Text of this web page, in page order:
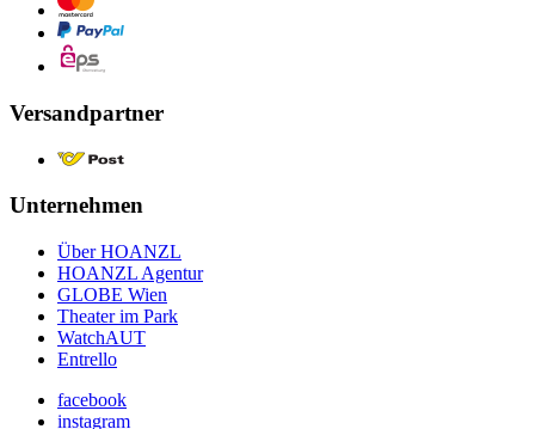
Versandpartner
Unternehmen
Über HOANZL
HOANZL Agentur
GLOBE Wien
Theater im Park
WatchAUT
Entrello
facebook
instagram